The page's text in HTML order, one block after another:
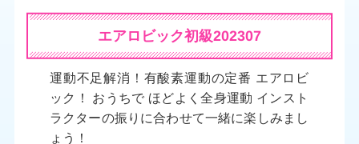
エアロビック初級202307
運動不足解消！有酸素運動の定番 エアロビ
ック！ おうちで ほどよく全身運動 インスト
ラクターの振りに合わせて一緒に楽しみまし
ょう！